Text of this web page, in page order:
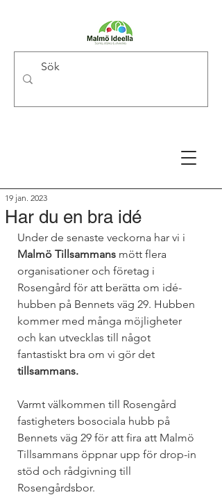
Har du en bra idé
19 jan. 2023
Under de senaste veckorna har vi i
Malmö Tillsammans mött flera
organisationer och företag i
Rosengård för att berätta om idé-
hubben på Bennets väg 29. Hubben
kommer med många möjligheter
och kan utvecklas till något
fantastiskt bra om vi gör det
tillsammans.
Varmt välkommen till Rosengård
fastigheters bosociala hubb på
Bennets väg 29 för att fira att Malmö
Tillsammans öppnar upp för drop-in
stöd och rådgivning till
Rosengårdsbor.